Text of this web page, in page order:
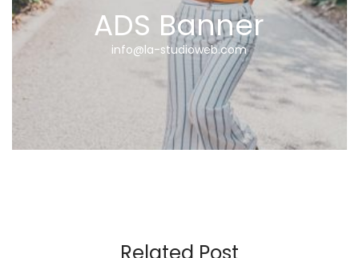
ADS Banner
info@la-studioweb.com
Related Post